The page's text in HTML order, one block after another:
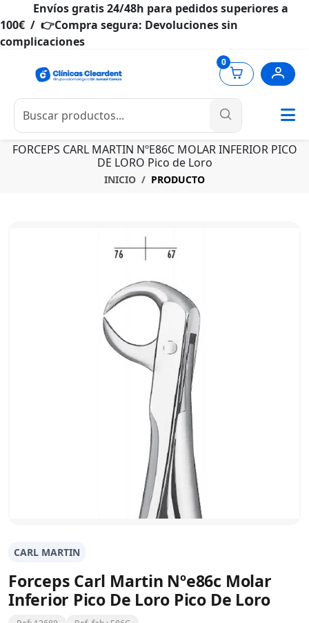
Envíos gratis 24/48h para pedidos superiores a
100€ / 👉Compra segura: Devoluciones sin
complicaciones
0
FORCEPS CARL MARTIN NºE86C MOLAR INFERIOR PICO
DE LORO Pico de Loro
INICIO PRODUCTO
CARL MARTIN
Forceps Carl Martin Nºe86c Molar
Inferior Pico De Loro Pico De Loro